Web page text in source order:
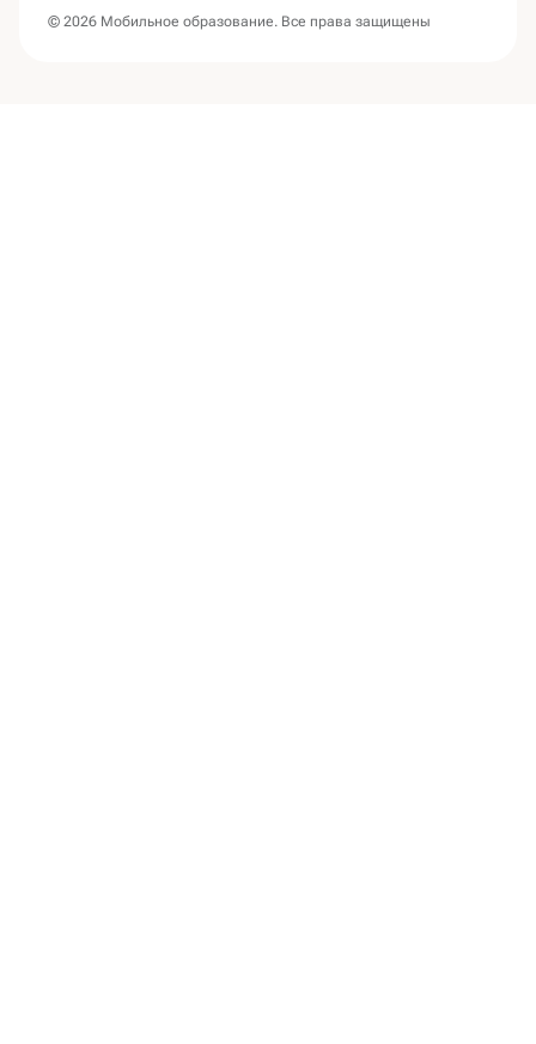
© 2026 Мобильное образование. Все права защищены